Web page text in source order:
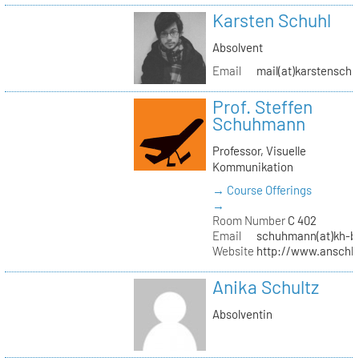
Karsten Schuhl
Absolvent
Email
Prof. Steffen
Schuhmann
Professor, Visuelle
Kommunikation
→ Course Offerings
→
Room NumberC 402
Email
schuhmann(at)kh-
Website http://
Anika Schultz
Absolventin